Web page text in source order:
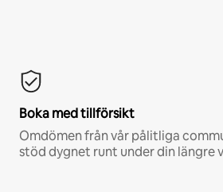
Boka med tillförsikt
Omdömen från vår pålitliga
stöd dygnet runt under din längre